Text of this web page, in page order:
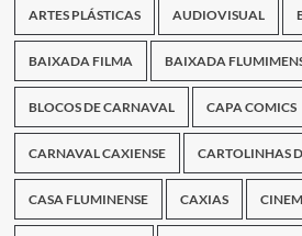
ARTES PLÁSTICAS AUDIOVISUAL
BAIXADA FILMA BAIXADA
BLOCOS DE CARNAVAL CAPA COMICS
CARNAVAL CAXIENSE CARTOLINHAS
CASA FLUMINENSE CAXIAS